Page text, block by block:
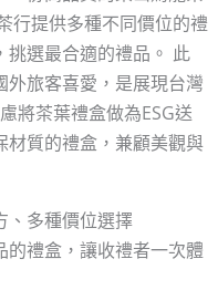
行提供多種不同價位的禮
挑選最合適的禮品。 此
外旅客喜愛，是展現台灣
將茶葉禮盒做為ESG送
質的禮盒，兼顧美觀與
、多種價位選擇
的禮盒，讓收禮者一次體